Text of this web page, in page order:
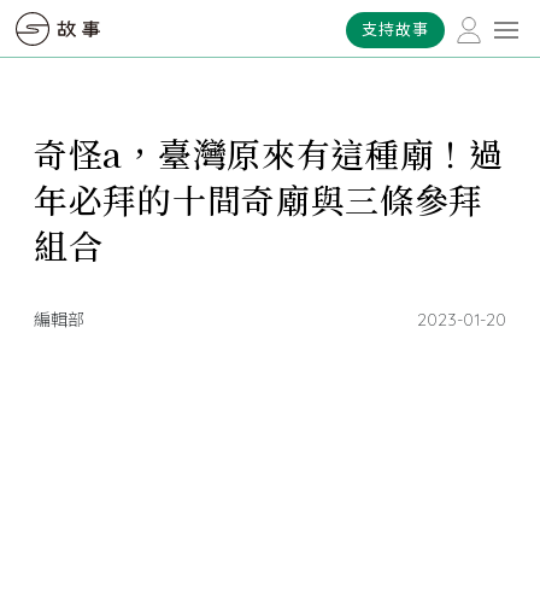
支持故事
奇怪a，臺灣原來有這種廟！過
年必拜的十間奇廟與三條參拜
組合
編輯部 2023-01-20